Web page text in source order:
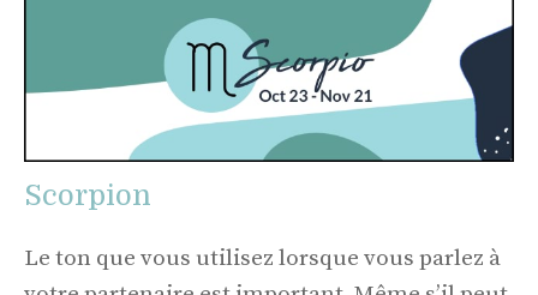
Scorpion
Le ton que vous utilisez lorsque vous parlez à